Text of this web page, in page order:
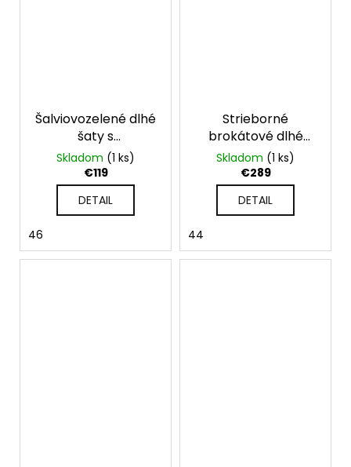
Šalviovozelené dlhé
šaty s
odnímateľnou
kvetinovou
aplikáciou
Skladom (1 ks)
€119
DETAIL
46
Strieborné
brokátové dlhé
spoločenské šaty
bez ramienok
Skladom (1 ks)
€289
DETAIL
44